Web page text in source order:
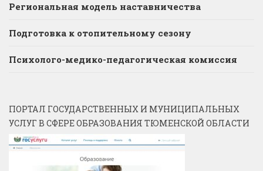
Региональная модель наставничества
Подготовка к отопительному сезону
Психолого-медико-педагогическая комиссия
ПОРТАЛ ГОСУДАРСТВЕННЫХ И МУНИЦИПАЛЬНЫХ
УСЛУГ В СФЕРЕ ОБРАЗОВАНИЯ ТЮМЕНСКОЙ ОБЛАСТИ